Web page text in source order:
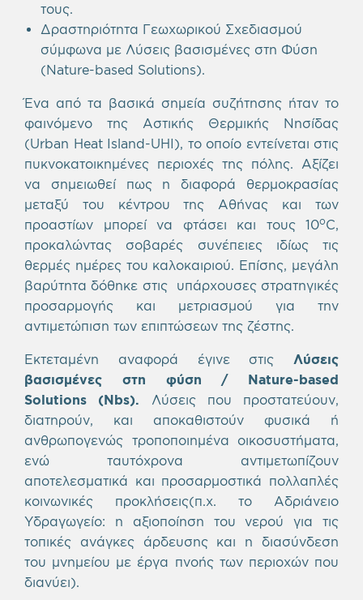
τους.
Δραστηριότητα Γεωχωρικού Σχεδιασμού
σύμφωνα με Λύσεις βασισμένες στη Φύση
(Nature-based Solutions).
Ένα από τα βασικά σημεία συζήτησης ήταν το
φαινόμενο της Αστικής Θερμικής Νησίδας
(Urban Heat Island-UHI), το οποίο εντείνεται στις
πυκνοκατοικημένες περιοχές της πόλης. Αξίζει
να σημειωθεί πως η διαφορά θερμοκρασίας
μεταξύ του κέντρου της Αθήνας και των
προαστίων μπορεί να φτάσει και τους 10οC,
προκαλώντας σοβαρές συνέπειες ιδίως τις
θερμές ημέρες του καλοκαιριού. Επίσης, μεγάλη
βαρύτητα δόθηκε στις υπάρχουσες στρατηγικές
προσαρμογής και μετριασμού για την
αντιμετώπιση των επιπτώσεων της ζέστης.
Εκτεταμένη αναφορά έγινε στις Λύσεις
βασισμένες στη φύση / Nature-based
Solutions (Nbs). Λύσεις που προστατεύουν,
διατηρούν, και αποκαθιστούν φυσικά ή
ανθρωπογενώς τροποποιημένα οικοσυστήματα,
ενώ ταυτόχρονα αντιμετωπίζουν
αποτελεσματικά και προσαρμοστικά πολλαπλές
κοινωνικές προκλήσεις(π.χ. το Αδριάνειο
Υδραγωγείο: η αξιοποίηση του νερού για τις
τοπικές ανάγκες άρδευσης και η διασύνδεση
του μνημείου με έργα πνοής των περιοχών που
διανύει).